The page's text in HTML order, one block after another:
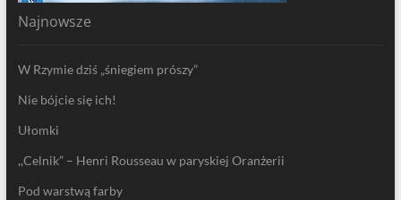
Najnowsze
W Rzymie dziś „śniegiem prószy”
Nie bójcie się ich!
Ułomki
,,Celnik” – Henri Rousseau w paryskiej Oranżerii
Pod warstwą farby